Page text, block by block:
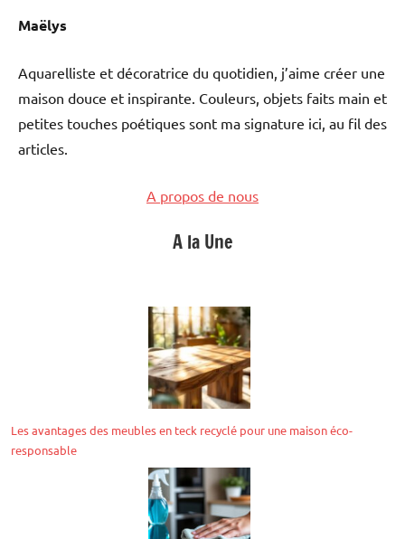
Maëlys
Aquarelliste et décoratrice du quotidien, j’aime créer une
maison douce et inspirante. Couleurs, objets faits main et
petites touches poétiques sont ma signature ici, au fil des
articles.
A propos de nous
A la Une
Les avantages des meubles en teck recyclé pour une maison éco-
responsable